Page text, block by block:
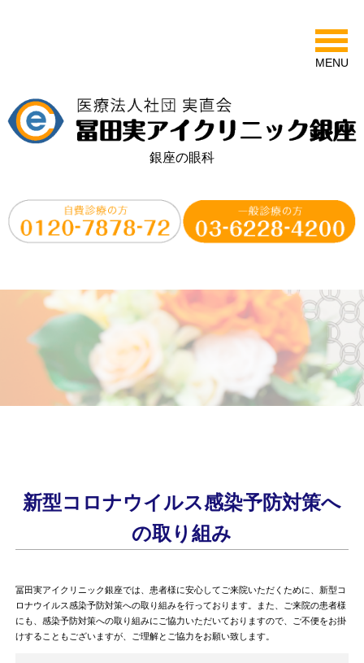
銀座の眼科
MENU
新型コロナウイルス感染予防対策へ
の取り組み
冨田実アイクリニック銀座では、患者様に安心してご来院いただくために、新型コ
ロナウイルス感染予防対策への取り組みを行っております。また、ご来院の患者様
にも、感染予防対策への取り組みにご協力いただいておりますので、ご不便をお掛
けすることもございますが、ご理解とご協力をお願い致します。